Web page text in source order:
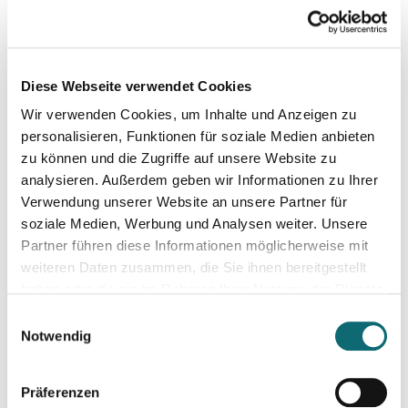
Diese Webseite verwendet Cookies
Wir verwenden Cookies, um Inhalte und Anzeigen zu
personalisieren, Funktionen für soziale Medien anbieten
zu können und die Zugriffe auf unsere Website zu
analysieren. Außerdem geben wir Informationen zu Ihrer
Verwendung unserer Website an unsere Partner für
soziale Medien, Werbung und Analysen weiter. Unsere
Partner führen diese Informationen möglicherweise mit
weiteren Daten zusammen, die Sie ihnen bereitgestellt
Notwendig
Präferenzen
18.06.2024
Von der Idee zum Buch
20.06.2024
Klimajournalismus-Summerschool in Bad Aussee
24.06.2024